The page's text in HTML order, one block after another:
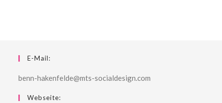
E-Mail:
benn-hakenfelde@mts-socialdesign.com
Webseite: